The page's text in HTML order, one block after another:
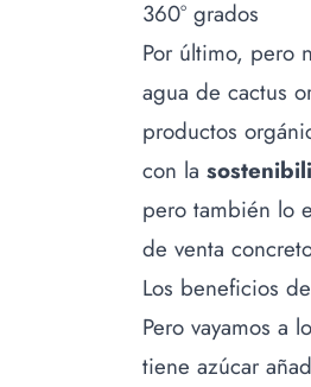
360° grados
Por último, pero
agua de cactus
productos
con la
pero también lo
de venta
Los beneficios
Pero vayamos a
tiene azúcar